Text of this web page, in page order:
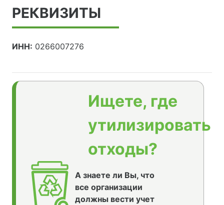
РЕКВИЗИТЫ
ИНН: 0266007276
Ищете, где
утилизировать
отходы?
А знаете ли Вы, что
все организации
должны вести учет